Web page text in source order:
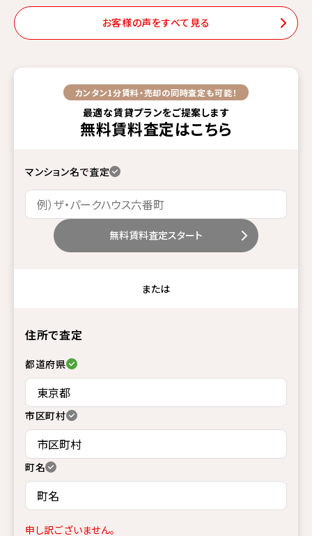
お客様の声をすべて見る
カンタン1分賃料・売却の同時査定も可能！
最適な賃貸プランをご提案します
無料賃料査定はこちら
マンション名で査定
無料賃料査定スタート
または
住所で査定
都道府県
市区町村
町名
申し訳ございません。